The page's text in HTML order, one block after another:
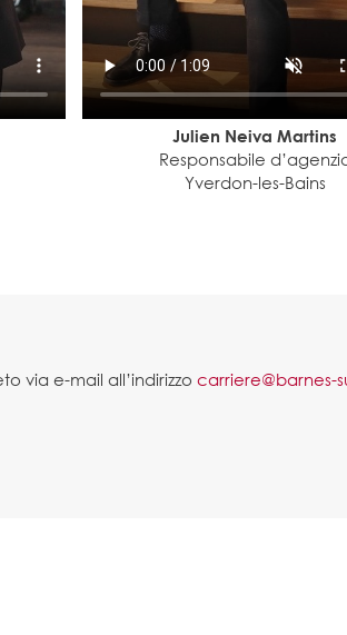
Julien Neiva Martins
Responsabile
Yverdon-les-Bains
via e-mail all’indirizzo carriere@barnes-